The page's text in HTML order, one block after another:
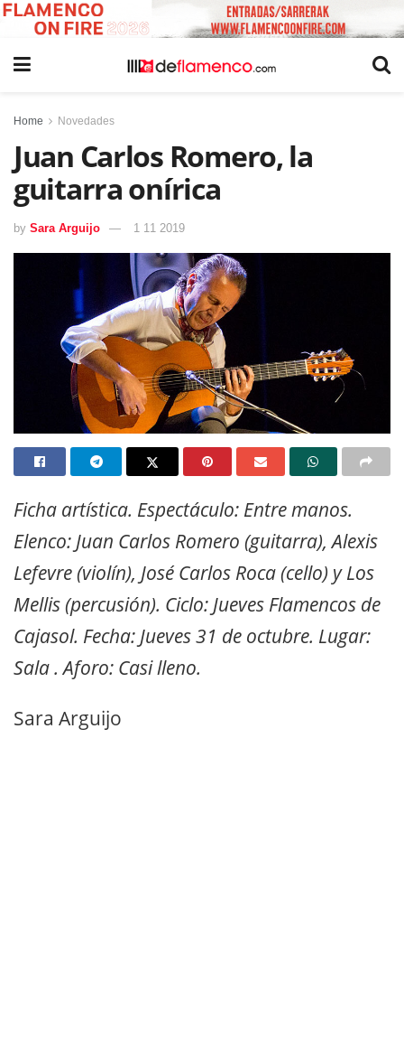
Home Novedades
Juan Carlos Romero, la
guitarra onírica
by Sara Arguijo 1 11 2019
Ficha artística. Espectáculo: Entre manos.
Elenco: Juan Carlos Romero (guitarra), Alexis
Lefevre (violín), José Carlos Roca (cello) y Los
Mellis (percusión). Ciclo: Jueves Flamencos de
Cajasol. Fecha: Jueves 31 de octubre. Lugar:
Sala ­. Aforo: Casi lleno.
Sara Arguijo